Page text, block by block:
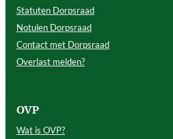
Statuten Dorpsraad
Notulen Dorpsraad
Contact met Dorpsraad
Overlast melden?
OVP
Wat is OVP?